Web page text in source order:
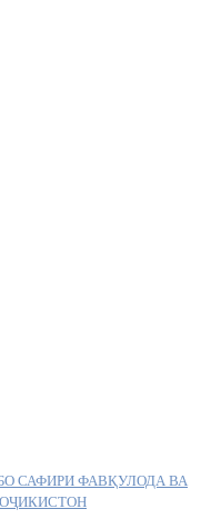
САФИРИ ФАВҚУЛОДА ВА